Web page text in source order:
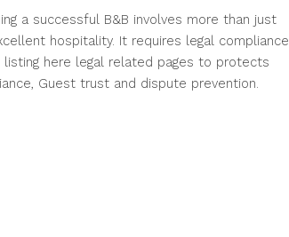
a successful B&B involves more than just
hospitality. It requires legal compliance
listing here legal related pages to protects
Guest trust and dispute prevention.